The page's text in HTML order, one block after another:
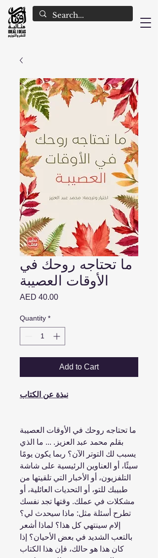
ما تحتاجه روحك في
الأوقات العصيبة
AED 40.00Price
Quantity *
Add to Cart
نبذة عن الكتاب
ما تحتاجه روحك في الأوقات العصيبة
بقلم محمد عبد العزيز. ... ما الذي
يسبب لك التوتر الآن؟ ربما يكون يومًا
سيئًا، أو العناوين الرئيسية على شاشة
التلفزيون، أو الأخبار التي تلقيتها من
طبيبك للتو، أو التحديات العائلية، أو
مشكلات في عملك. وقتها تجد نفسك
تطرح أسئلة مثل: ماذا سيحدث لي؟
إلام سينتهي كل هذا؟ لماذا أشعر
بالتعب الشديد في بعض الأحيان؟ إذا
كان هذا هو حالك، فإن هذا الكتاب